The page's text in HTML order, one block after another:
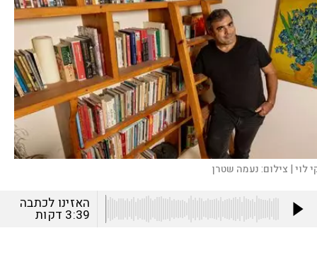
לוי | צילום:נעמה שטרן
האזינו לכתבה
3:39 דקות